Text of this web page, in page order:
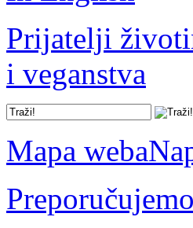
Prijatelji
i veganstva
Mapa weba